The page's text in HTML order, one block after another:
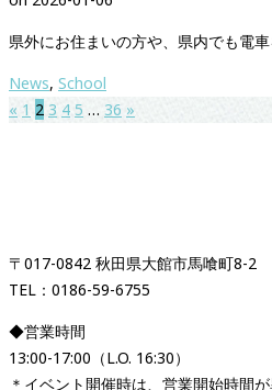
県外にお住まいの方や、県内でも電
News, School
« 1 2 3 4 5 … 36 »
〒017-0842 秋田県大館市馬喰町8-2
TEL：0186-59-6755
◆営業時間
13:00-17:00（L.O. 16:30）
＊イベント開催時は、営業開始時間